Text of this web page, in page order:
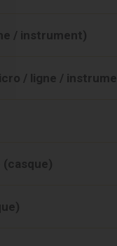
/ instrument)
/ ligne /
(casque)